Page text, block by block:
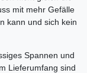
mit mehr Gefälle
kann und sich kein
Spannen und
Lieferumfang sind